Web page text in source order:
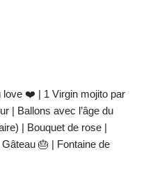
love ❤️ | 1 Virgin mojito par
| Ballons avec l’âge du
| Bouquet de rose |
🎂 | Fontaine de